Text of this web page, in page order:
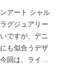
アート シャル
グジュアリー
ですが、デニ
も似合うデザ
回は、ライ…